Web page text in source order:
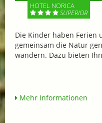
HOTEL NORICA
SUPERIOR
Die Kinder haben Ferien
gemeinsam die Natur
wandern. Dazu bieten
Mehr Informationen